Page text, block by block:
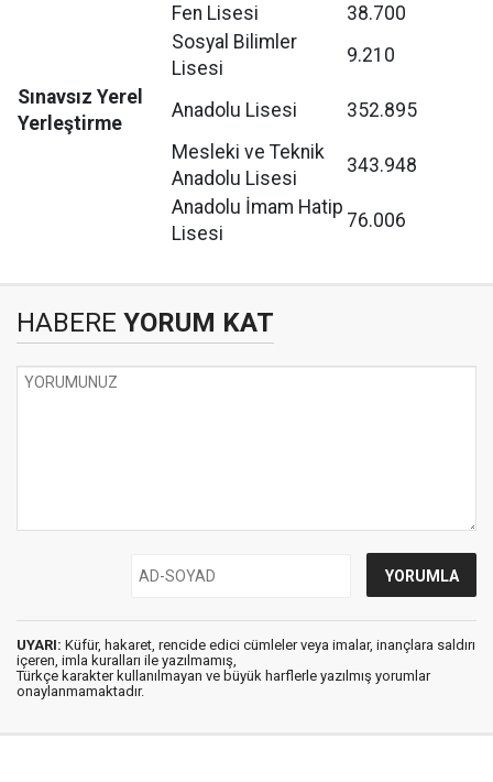
Fen Lisesi
38.700
Sosyal Bilimler
Lisesi
9.210
Sınavsız Yerel
Yerleştirme
Anadolu Lisesi
352.895
Mesleki ve Teknik
Anadolu Lisesi
343.948
Anadolu İmam Hatip
Lisesi
76.006
HABERE YORUM KAT
UYARI: Küfür, hakaret, rencide edici cümleler veya imalar, inançlara saldırı
içeren, imla kuralları ile yazılmamış,
Türkçe karakter kullanılmayan ve büyük harflerle yazılmış yorumlar
onaylanmamaktadır.